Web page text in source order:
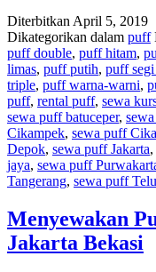
Diterbitkan April 5, 2019
Dikategorikan dalam puff
puff double, puff hitam,
limas, puff putih, puff segi
triple, puff warna-warni,
puff, rental puff, sewa
sewa puff batuceper,
Cikampek, sewa puff
Depok, sewa puff Jakarta,
jaya, sewa puff
Tangerang, sewa puff
Menyewakan
Jakarta Bekasi